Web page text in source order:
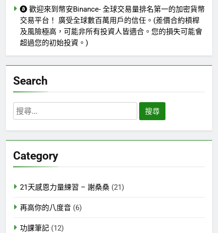
歡迎來到幣安Binance- 全球交易量排名第一的加密貨幣
交易平台！ 廣受全球數百萬用戶的信任。(差價合約槓桿
及風險極高，可能非所有投資人皆適合。您的損失可能會
超過您的初始投資。)
Search
搜
尋
字:
Category
21天感恩力量練習 – 謝桑桑 (21)
再高你的八度音 (6)
功課筆記 (12)